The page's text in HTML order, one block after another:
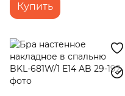
Купить